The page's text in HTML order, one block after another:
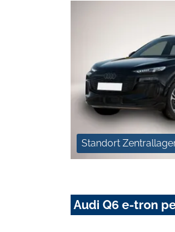
Standort
Audi Q6 e-tron